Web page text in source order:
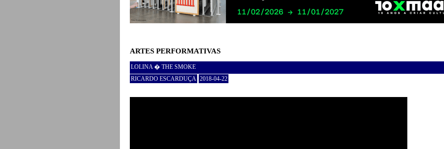
ARTES PERFORMATIVAS
LOLINA � THE SMOKE
RICARDO ESCARDUÇA 2018-04-22